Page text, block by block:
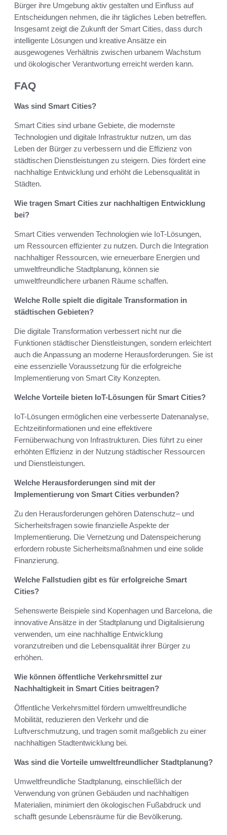
Bürger ihre Umgebung aktiv gestalten und Einfluss auf
Entscheidungen nehmen, die ihr tägliches Leben betreffen.
Insgesamt zeigt die Zukunft der Smart Cities, dass durch
intelligente Lösungen und kreative Ansätze ein
ausgewogenes Verhältnis zwischen urbanem Wachstum
und ökologischer Verantwortung erreicht werden kann.
FAQ
Was sind Smart Cities?
Smart Cities sind urbane Gebiete, die modernste
Technologien und digitale Infrastruktur nutzen, um das
Leben der Bürger zu verbessern und die Effizienz von
städtischen Dienstleistungen zu steigern. Dies fördert eine
nachhaltige Entwicklung und erhöht die Lebensqualität in
Städten.
Wie tragen Smart Cities zur nachhaltigen Entwicklung
bei?
Smart Cities verwenden Technologien wie IoT-Lösungen,
um Ressourcen effizienter zu nutzen. Durch die Integration
nachhaltiger Ressourcen, wie erneuerbare Energien und
umweltfreundliche Stadtplanung, können sie
umweltfreundlichere urbanen Räume schaffen.
Welche Rolle spielt die digitale Transformation in
städtischen Gebieten?
Die digitale Transformation verbessert nicht nur die
Funktionen städtischer Dienstleistungen, sondern erleichtert
auch die Anpassung an moderne Herausforderungen. Sie ist
eine essenzielle Voraussetzung für die erfolgreiche
Implementierung von Smart City Konzepten.
Welche Vorteile bieten IoT-Lösungen für Smart Cities?
IoT-Lösungen ermöglichen eine verbesserte Datenanalyse,
Echtzeitinformationen und eine effektivere
Fernüberwachung von Infrastrukturen. Dies führt zu einer
erhöhten Effizienz in der Nutzung städtischer Ressourcen
und Dienstleistungen.
Welche Herausforderungen sind mit der
Implementierung von Smart Cities verbunden?
Zu den Herausforderungen gehören Datenschutz– und
Sicherheitsfragen sowie finanzielle Aspekte der
Implementierung. Die Vernetzung und Datenspeicherung
erfordern robuste Sicherheitsmaßnahmen und eine solide
Finanzierung.
Welche Fallstudien gibt es für erfolgreiche Smart
Cities?
Sehenswerte Beispiele sind Kopenhagen und Barcelona, die
innovative Ansätze in der Stadtplanung und Digitalisierung
verwenden, um eine nachhaltige Entwicklung
voranzutreiben und die Lebensqualität ihrer Bürger zu
erhöhen.
Wie können öffentliche Verkehrsmittel zur
Nachhaltigkeit in Smart Cities beitragen?
Öffentliche Verkehrsmittel fördern umweltfreundliche
Mobilität, reduzieren den Verkehr und die
Luftverschmutzung, und tragen somit maßgeblich zu einer
nachhaltigen Stadtentwicklung bei.
Was sind die Vorteile umweltfreundlicher Stadtplanung?
Umweltfreundliche Stadtplanung, einschließlich der
Verwendung von grünen Gebäuden und nachhaltigen
Materialien, minimiert den ökologischen Fußabdruck und
schafft gesunde Lebensräume für die Bevölkerung.